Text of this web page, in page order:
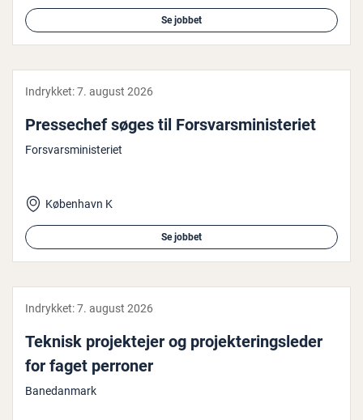
Se jobbet
Indrykket:7. august 2026
Pres­se­chef søges til For­svars­mi­ni­ste­ri­et
Forsvarsministeriet
København K
Se jobbet
Indrykket:7. august 2026
Teknisk pro­jek­te­jer og pro­jek­te­rings­le­der
for faget perroner
Banedanmark